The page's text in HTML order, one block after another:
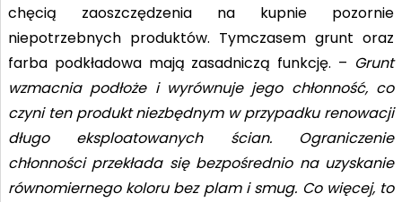
chęcią zaoszczędzenia na kupnie pozornie
niepotrzebnych produktów. Tymczasem grunt oraz
farba podkładowa mają zasadniczą funkcję. – Grunt
wzmacnia podłoże i wyrównuje jego chłonność, co
czyni ten produkt niezbędnym w przypadku renowacji
długo eksploatowanych ścian. Ograniczenie
chłonności przekłada się bezpośrednio na uzyskanie
równomiernego koloru bez plam i smug. Co więcej, to